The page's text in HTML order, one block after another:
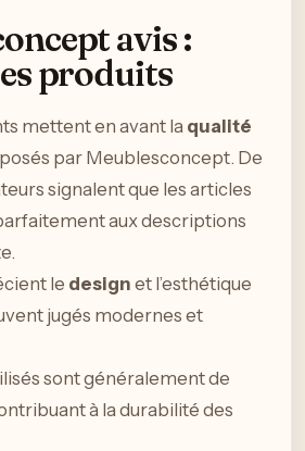
avis :
produits
mettent en avant la qualité
par Meublesconcept. De
signalent que les articles
aux descriptions
le design et l’esthétique
jugés modernes et
sont généralement de
à la durabilité des